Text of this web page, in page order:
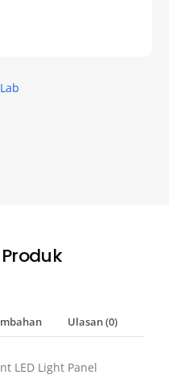
Ulasan (0)
LED Light Panel